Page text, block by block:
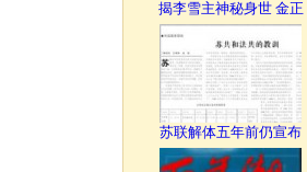
揭李雪主神秘身世 金正
苏联解体五年前仍宣布